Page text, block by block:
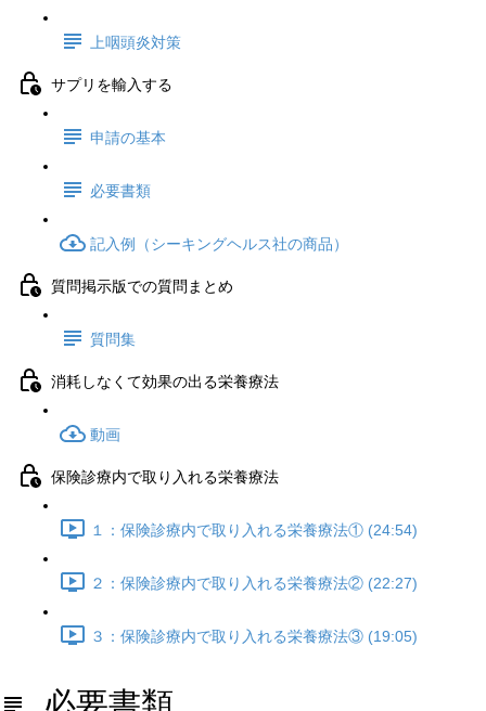
上咽頭炎対策
サプリを輸入する
申請の基本
必要書類
記入例（シーキングヘルス社の商品）
質問掲示版での質問まとめ
質問集
消耗しなくて効果の出る栄養療法
動画
保険診療内で取り入れる栄養療法
１：保険診療内で取り入れる栄養療法① (24:54)
２：保険診療内で取り入れる栄養療法② (22:27)
３：保険診療内で取り入れる栄養療法③ (19:05)